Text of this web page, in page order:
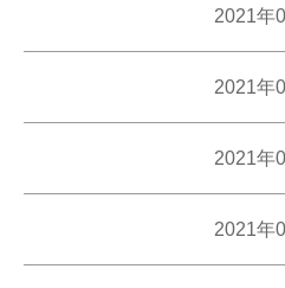
2021年
2021年
2021年
2021年